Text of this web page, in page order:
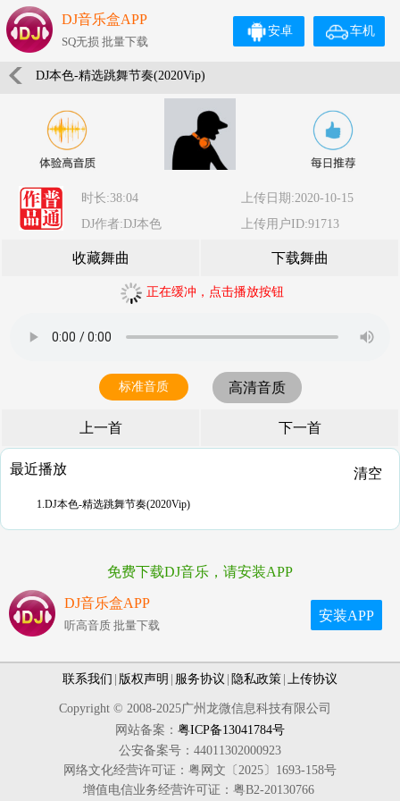
DJ音乐盒APP
SQ无损 批量下载
车机
安卓
DJ本色-精选跳舞节奏(2020Vip)
时长:38:04
上传日期:2020-10-15
DJ作者:DJ本色
上传用户ID:91713
收藏舞曲 下载舞曲
正在缓冲，点击播放按钮
标准音质 高清音质
上一首 下一首
最近播放 清空
1.DJ本色-精选跳舞节奏(2020Vip)
免费下载DJ音乐，请安装APP
DJ音乐盒APP
听高音质 批量下载
安装APP
联系我们 版权声明 服务协议 隐私政策 上传协议
Copyright © 2008-2025广州龙微信息科技有限公司
网站备案： 粤ICP备13041784号
公安备案号：44011302000923
网络文化经营许可证：粤网文〔2025〕1693-158号
增值电信业务经营许可证：粤B2-20130766